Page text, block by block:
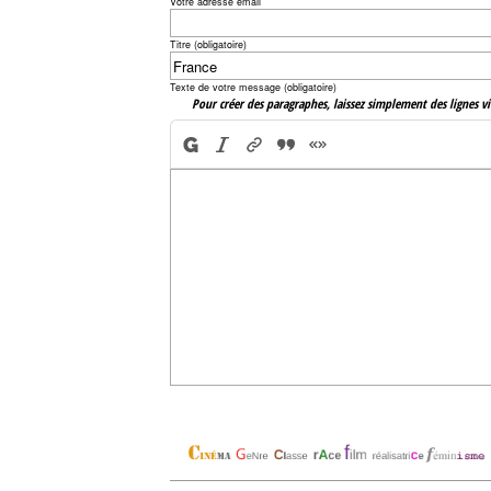
Titre (obligatoire)
Texte de votre message (obligatoire)
Pour créer des paragraphes, laissez simplement des lignes